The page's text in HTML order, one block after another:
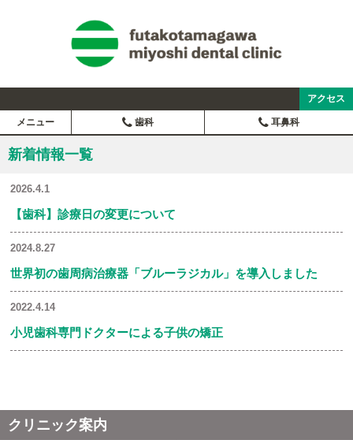
アクセス
メニュー 歯科 耳鼻科
新着情報一覧
2026.4.1
【歯科】診療日の変更について
2024.8.27
世界初の歯周病治療器「ブルーラジカル」を導入しました
2022.4.14
小児歯科専門ドクターによる子供の矯正
クリニック案内